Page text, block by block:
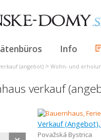
Info
(angebot) > Wohn- und
verkauf
Považská Bystrica